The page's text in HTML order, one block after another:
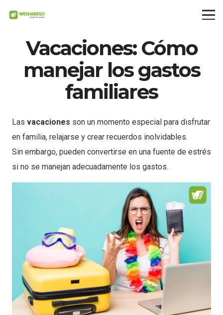
Vacaciones: Cómo
manejar los gastos
familiares
Las vacaciones son un momento especial para disfrutar
en familia, relajarse y crear recuerdos inolvidables.
Sin embargo, pueden convertirse en una fuente de estrés
si no se manejan adecuadamente los gastos.